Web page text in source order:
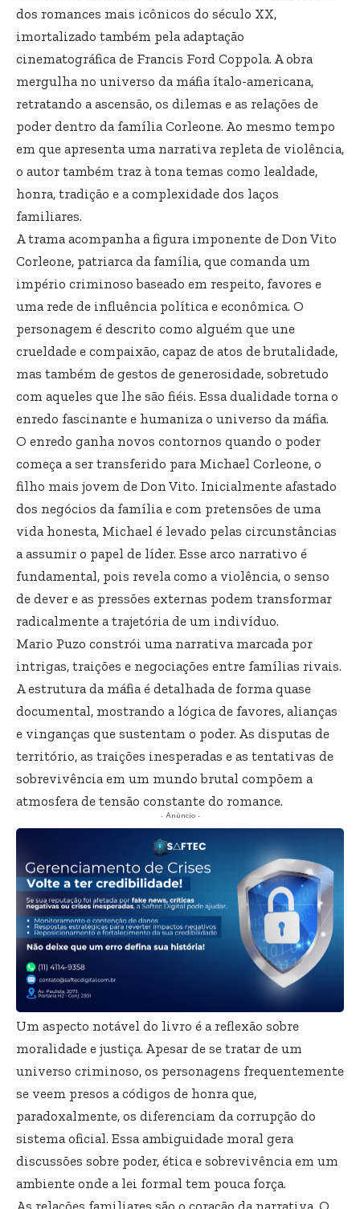
dos romances mais icônicos do século XX,
imortalizado também pela adaptação
cinematográfica de Francis Ford Coppola. A obra
mergulha no universo da máfia ítalo-americana,
retratando a ascensão, os dilemas e as relações de
poder dentro da família Corleone. Ao mesmo tempo
em que apresenta uma narrativa repleta de violência,
o autor também traz à tona temas como lealdade,
honra, tradição e a complexidade dos laços
familiares.
A trama acompanha a figura imponente de Don Vito
Corleone, patriarca da família, que comanda um
império criminoso baseado em respeito, favores e
uma rede de influência política e econômica. O
personagem é descrito como alguém que une
crueldade e compaixão, capaz de atos de brutalidade,
mas também de gestos de generosidade, sobretudo
com aqueles que lhe são fiéis. Essa dualidade torna o
enredo fascinante e humaniza o universo da máfia.
O enredo ganha novos contornos quando o poder
começa a ser transferido para Michael Corleone, o
filho mais jovem de Don Vito. Inicialmente afastado
dos negócios da família e com pretensões de uma
vida honesta, Michael é levado pelas circunstâncias
a assumir o papel de líder. Esse arco narrativo é
fundamental, pois revela como a violência, o senso
de dever e as pressões externas podem transformar
radicalmente a trajetória de um indivíduo.
Mario Puzo constrói uma narrativa marcada por
intrigas, traições e negociações entre famílias rivais.
A estrutura da máfia é detalhada de forma quase
documental, mostrando a lógica de favores, alianças
e vinganças que sustentam o poder. As disputas de
território, as traições inesperadas e as tentativas de
sobrevivência em um mundo brutal compõem a
atmosfera de tensão constante do romance.
- Anúncio -
Um aspecto notável do livro é a reflexão sobre
moralidade e justiça. Apesar de se tratar de um
universo criminoso, os personagens frequentemente
se veem presos a códigos de honra que,
paradoxalmente, os diferenciam da corrupção do
sistema oficial. Essa ambiguidade moral gera
discussões sobre poder, ética e sobrevivência em um
ambiente onde a lei formal tem pouca força.